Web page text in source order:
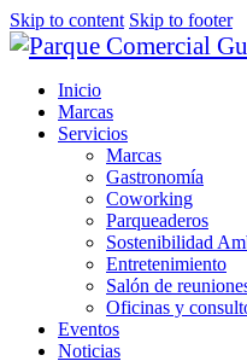
Skip to content Skip to footer
Inicio
Marcas
Servicios
Marcas
Gastronomía
Coworking
Parqueaderos
Sostenibilidad
Entretenimiento
Salón de
Oficinas y
Eventos
Noticias